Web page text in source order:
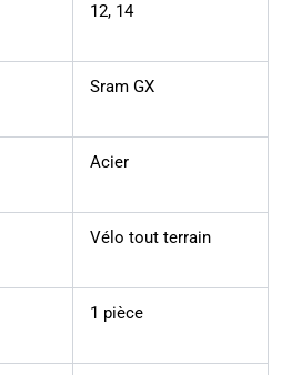
12, 14
Sram GX
Acier
Vélo tout terrain
1 pièce